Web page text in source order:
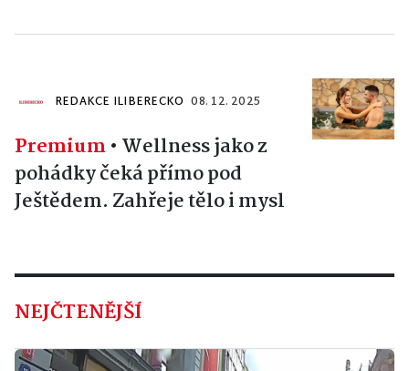
REDAKCE ILIBERECKO 08. 12. 2025
Premium • Wellness jako z
pohádky čeká přímo pod
Ještědem. Zahřeje tělo i mysl
NEJČTENĚJŠÍ